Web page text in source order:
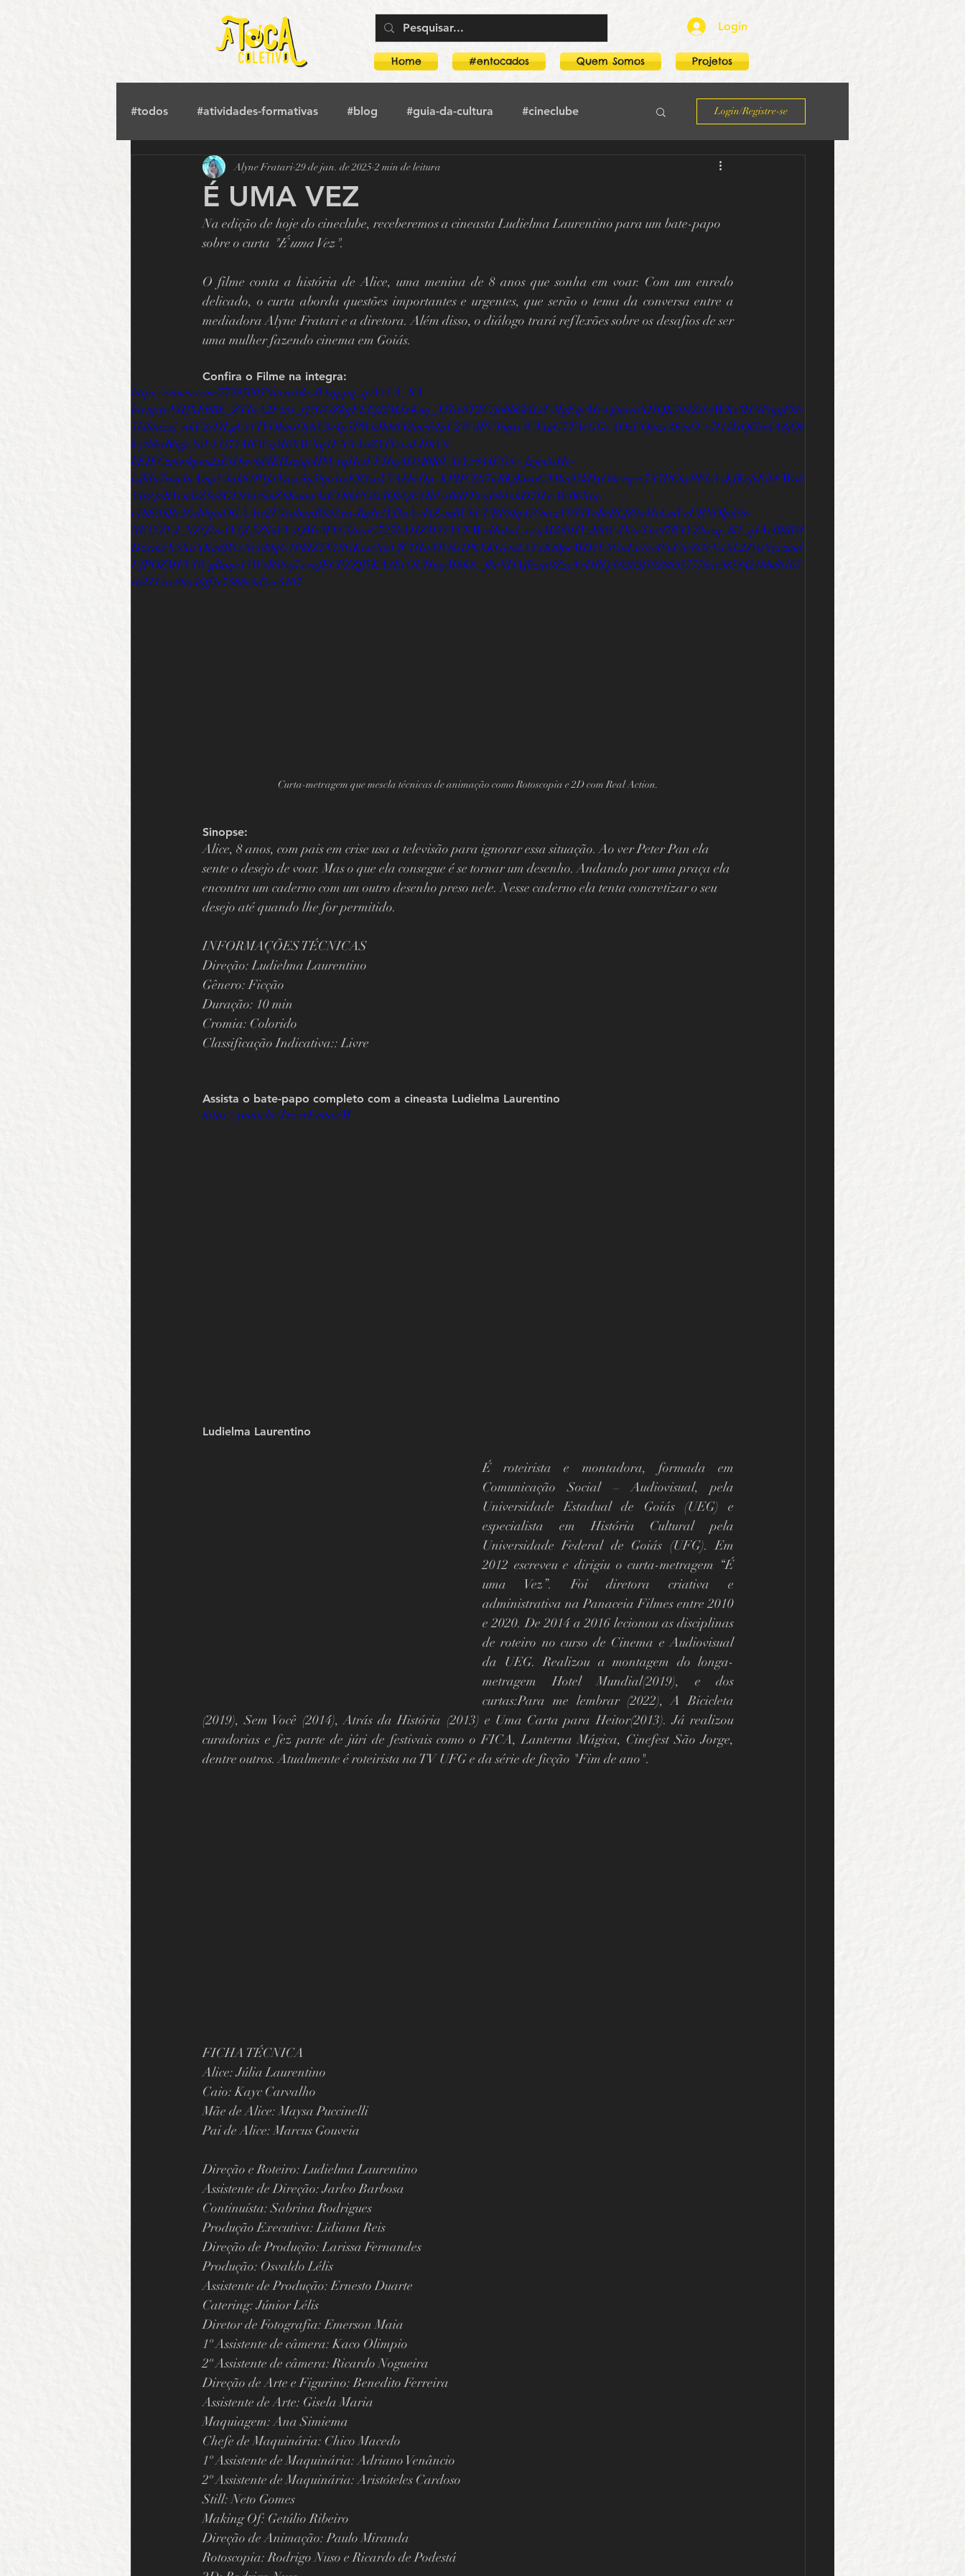
Login
Home #entocados Quem Somos Projetos
#todos #atividades-formativas #blog #guia-da-cultura #cineclube
#tv-crimeia #saraus #toca-no-crimeia #literatura
#cinema #musica #circo Guia Da Cultura Boogarins
Orquestra Sinfônica UFG Mostra O amor, a morte e as paixões
Login/Registre-se
É UMA VEZ
Alyne Fratari 29 de jan. de 2025 2 min de leitura
Na edição de hoje do cineclube, receberemos a cineasta Ludielma Laurentino para um bate-papo
sobre o curta "É uma Vez".
O filme conta a história de Alice, uma menina de 8 anos que sonha em voar. Com um enredo
delicado, o curta aborda questões importantes e urgentes, que serão o tema da conversa entre a
mediadora Alyne Fratari e a diretora. Além disso, o diálogo trará reflexões sobre os desafios de ser
uma mulher fazendo cinema em Goiás.
Confira o Filme na integra:
https://vimeo.com/77495605?turnstile=0.kqppq_qvVcCA_SA-
hwupycNHfXE0RE_ZTInA2Fz5s_rf5GOZkqFLEj22MJxKuq_XlTw0T2C7fo0b6k4LtUMgEqcMrwgmwuXHQK70dZsbvWKs3HNPopjPk6
5hi6tazaj_nkU2cDLgUsVIVOkmsOyhV3c4p5PWuJhk0N2mrfvIpU2WdPVYuqycWXygG7TAeGGcAOzUQmzr3EmO_e7I14DQ6bx4A8jQ6
lcytbhyR6gjc5aUl-Q7YM6WqM6XWXq1FNNAnZYfXrcuLHltV0-
hEIECzmwkpeu2zb3Dwc6fdEHsztqeHbUyqHctFFHnj4D5I0RiUXtYx844EG5c_lxjm3sHe-
izf6Ia7svq4nAmpV4ak81P1jaNaze5q58jn1wER3zoYVAkbeDp_KPHCI2t7nRKjKwoGNBm93kHyO0exqvc7N7PEhyPFhAzKfKcfsEikFWo6
54isQeBYcu4sZ5u8GL94wSmZSKnow4sEYRkFCdxIQhQEYRiUsBiHTwofvb1ohD7Hx-WB6Xtq-
c7bE9SRc3Gdt8puOGAAtv2U7tabanBS93xa-RgJy3Yf3uA-d4Z-mBUbUUBP5Iq47OnrzV9TIYcBeBLf89aMrLmVcURNOlph9s-
NE12ZUJ_NZQ2m1Y1jL5Z6uVVsQMrMNGl2wuG725bAHZM4YYCEWvHoks1_rxqM4J0HYzR9WdXeeTta97RNYZhszq_8i1_qIArBBBM
DzxmxXSXnXKgdB3xNryd9qG1PkIZ7N7SGKvseXisCfC1HaNIOhi1P6XKGws2AYxKt0peMD7U3GnLy7avPwFoe8i3rNaNL2JVuNyxzuid
UfPOZMFVIWgBpqe15WsR38vj7xvnfECPZZff5KA3ErOUHmyM8K8._f8rNDAfltzuy9ZzyNrDRQ.b9209f19286957776ae98584218bd0167
e02213ce80a46ff3e7588e4d2ce5107
Curta-metragem que mescla técnicas de animação como Rotoscopia e 2D com Real Action.
Sinopse:
Alice, 8 anos, com pais em crise usa a televisão para ignorar essa situação. Ao ver Peter Pan ela
sente o desejo de voar. Mas o que ela consegue é se tornar um desenho. Andando por uma praça ela
encontra um caderno com um outro desenho preso nele. Nesse caderno ela tenta concretizar o seu
desejo até quando lhe for permitido.
INFORMAÇÕES TÉCNICAS
Direção: Ludielma Laurentino
Gênero: Ficção
Duração: 10 min
Cromia: Colorido
Classificação Indicativa:: Livre
Assista o bate-papo completo com a cineasta Ludielma Laurentino
https://youtu.be/JxzvxFmtaxM
Ludielma Laurentino
É roteirista e montadora, formada em
Comunicação Social – Audiovisual, pela
Universidade Estadual de Goiás (UEG) e
especialista em História Cultural pela
Universidade Federal de Goiás (UFG). Em
2012 escreveu e dirigiu o curta-metragem “É
uma Vez”. Foi diretora criativa e
administrativa na Panaceia Filmes entre 2010
e 2020. De 2014 a 2016 lecionou as disciplinas
de roteiro no curso de Cinema e Audiovisual
da UEG. Realizou a montagem do longa-
metragem Hotel Mundial(2019), e dos
curtas:Para me lembrar (2022), A Bicicleta
(2019), Sem Você (2014), Atrás da História (2013) e Uma Carta para Heitor(2013). Já realizou
curadorias e fez parte de júri de festivais como o FICA, Lanterna Mágica, Cinefest São Jorge,
dentre outros. Atualmente é roteirista na TV UFG e da série de ficção "Fim de ano".
FICHA TÉCNICA
Alice: Júlia Laurentino
Caio: Kayc Carvalho
Mãe de Alice: Maysa Puccinelli
Pai de Alice: Marcus Gouveia
Direção e Roteiro: Ludielma Laurentino
Assistente de Direção: Jarleo Barbosa
Continuísta: Sabrina Rodrigues
Produção Executiva: Lidiana Reis
Direção de Produção: Larissa Fernandes
Produção: Osvaldo Lélis
Assistente de Produção: Ernesto Duarte
Catering: Júnior Lélis
Diretor de Fotografia: Emerson Maia
1º Assistente de câmera: Kaco Olimpio
2º Assistente de câmera: Ricardo Nogueira
Direção de Arte e Figurino: Benedito Ferreira
Assistente de Arte: Gisela Maria
Maquiagem: Ana Simiema
Chefe de Maquinária: Chico Macedo
1º Assistente de Maquinária: Adriano Venâncio
2º Assistente de Maquinária: Aristóteles Cardoso
Still: Neto Gomes
Making Of: Getúlio Ribeiro
Direção de Animação: Paulo Miranda
Rotoscopia: Rodrigo Nuso e Ricardo de Podestá